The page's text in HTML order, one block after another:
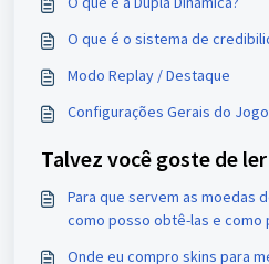
O que é o sistema de
Modo Replay / Destaque
Configurações Gerais do Jogo
Talvez você goste de
Para que servem as moedas
como posso obtê-las e como
Onde eu compro skins para